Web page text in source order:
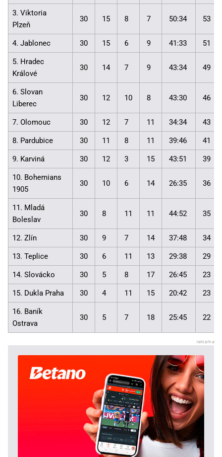
3. Viktoria
Plzeň
30 15 8 7 50:34 53
4. Jablonec 30 15 6 9 41:33 51
5. Hradec
Králové
30 14 7 9 43:34 49
6. Slovan
Liberec
30 12 10 8 43:30 46
7. Olomouc 30 12 7 11 34:34 43
8. Pardubice 30 11 8 11 39:46 41
9. Karviná 30 12 3 15 43:51 39
10. Bohemians
1905
30 10 6 14 26:35 36
11. Mladá
Boleslav
30 8 11 11 44:52 35
12. Zlín 30 9 7 14 37:48 34
13. Teplice 30 6 11 13 29:38 29
14. Slovácko 30 5 8 17 26:45 23
15. Dukla Praha 30 4 11 15 20:42 23
16. Baník
Ostrava
30 5 7 18 25:45 22